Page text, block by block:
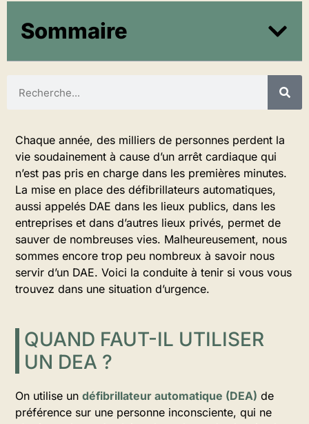
Sommaire
Chaque année, des milliers de personnes perdent la
vie soudainement à cause d’un arrêt cardiaque qui
n’est pas pris en charge dans les premières minutes.
La mise en place des défibrillateurs automatiques,
aussi appelés DAE dans les lieux publics, dans les
entreprises et dans d’autres lieux privés, permet de
sauver de nombreuses vies. Malheureusement, nous
sommes encore trop peu nombreux à savoir nous
servir d’un DAE. Voici la conduite à tenir si vous vous
trouvez dans une situation d’urgence.
QUAND FAUT-IL UTILISER
UN DEA ?
On utilise un défibrillateur automatique (DEA) de
préférence sur une personne inconsciente, qui ne